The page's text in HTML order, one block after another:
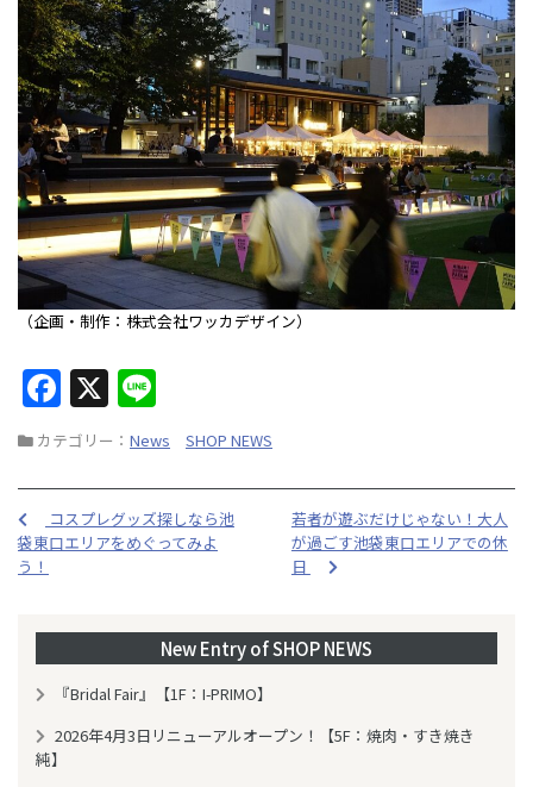
（企画・制作：株式会社ワッカデザイン）
F
a
c
e
b
k
X
n
e
カテゴリー： News SHOP NEWS
コスプレグッズ探しなら池
袋東口エリアをめぐってみよ
う！
若者が遊ぶだけじゃない！大人
が過ごす池袋東口エリアでの休
日
New Entry of SHOP NEWS
『Bridal Fair』【1F：I-PRIMO】
2026年4月3日リニューアルオープン！【5F：焼肉・すき焼き
純】